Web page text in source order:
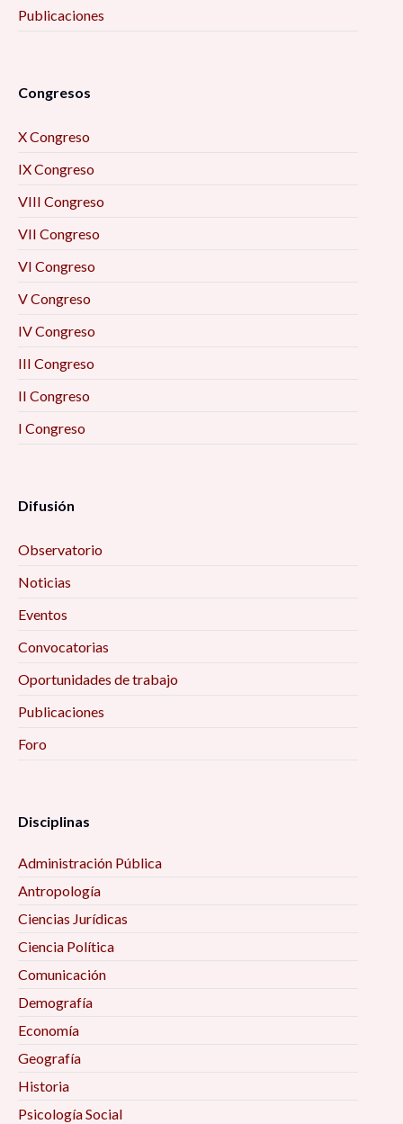
Publicaciones
Congresos
X Congreso
IX Congreso
VIII Congreso
VII Congreso
VI Congreso
V Congreso
IV Congreso
III Congreso
II Congreso
I Congreso
Difusión
Observatorio
Noticias
Eventos
Convocatorias
Oportunidades de trabajo
Publicaciones
Foro
Disciplinas
Administración Pública
Antropología
Ciencias Jurídicas
Ciencia Política
Comunicación
Demografía
Economía
Geografía
Historia
Psicología Social